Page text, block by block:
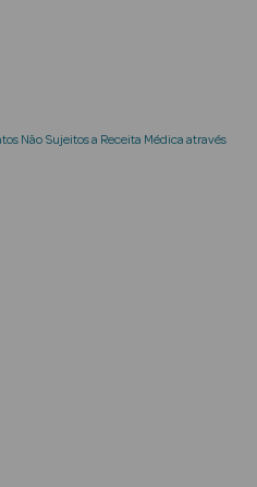
Não Sujeitos a Receita Médica através